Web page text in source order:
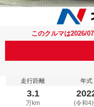
このクルマは2026/
走行距離
3.1
万km
年式
(令和